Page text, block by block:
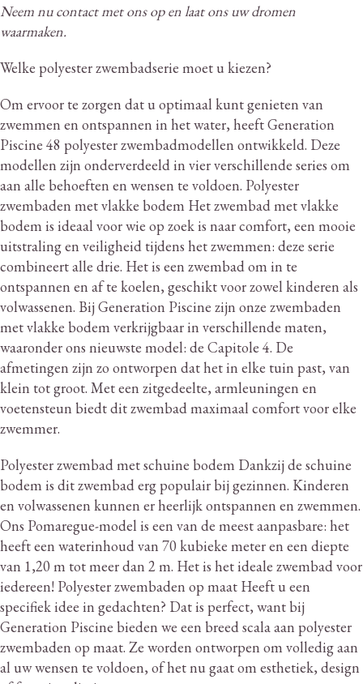
Neem nu contact met ons op en laat ons uw dromen
waarmaken.
Welke polyester zwembadserie moet u kiezen?
Om ervoor te zorgen dat u optimaal kunt genieten van
zwemmen en ontspannen in het water, heeft Generation
Piscine 48 polyester zwembadmodellen ontwikkeld. Deze
modellen zijn onderverdeeld in vier verschillende series om
aan alle behoeften en wensen te voldoen. Polyester
zwembaden met vlakke bodem Het zwembad met vlakke
bodem is ideaal voor wie op zoek is naar comfort, een mooie
uitstraling en veiligheid tijdens het zwemmen: deze serie
combineert alle drie. Het is een zwembad om in te
ontspannen en af ​​te koelen, geschikt voor zowel kinderen als
volwassenen. Bij Generation Piscine zijn onze zwembaden
met vlakke bodem verkrijgbaar in verschillende maten,
waaronder ons nieuwste model: de Capitole 4. De
afmetingen zijn zo ontworpen dat het in elke tuin past, van
klein tot groot. Met een zitgedeelte, armleuningen en
voetensteun biedt dit zwembad maximaal comfort voor elke
zwemmer.
Polyester zwembad met schuine bodem Dankzij de schuine
bodem is dit zwembad erg populair bij gezinnen. Kinderen
en volwassenen kunnen er heerlijk ontspannen en zwemmen.
Ons Pomaregue-model is een van de meest aanpasbare: het
heeft een waterinhoud van 70 kubieke meter en een diepte
van 1,20 m tot meer dan 2 m. Het is het ideale zwembad voor
iedereen! Polyester zwembaden op maat Heeft u een
specifiek idee in gedachten? Dat is perfect, want bij
Generation Piscine bieden we een breed scala aan polyester
zwembaden op maat. Ze worden ontworpen om volledig aan
al uw wensen te voldoen, of het nu gaat om esthetiek, design